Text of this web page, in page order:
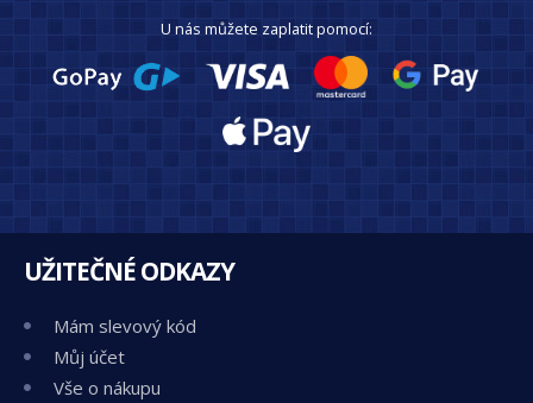
U nás můžete zaplatit pomocí:
UŽITEČNÉ ODKAZY
Mám slevový kód
Můj účet
Vše o nákupu